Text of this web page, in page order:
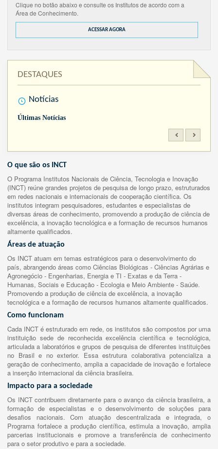
Clique no botão abaixo e consulte os Institutos de acordo com a
Área de Conhecimento.
ACESSAR AGORA
DESTAQUES
Notícias
Últimas Notícias
O que são os INCT
O Programa Institutos Nacionais de Ciência, Tecnologia e Inovação
(INCT) reúne grandes projetos de pesquisa de longo prazo, estruturados
em redes nacionais e internacionais de cooperação científica. Os
institutos integram pesquisadores, estudantes e especialistas de
diversas áreas de conhecimento, promovendo a produção de ciência de
excelência, a inovação tecnológica e a formação de recursos humanos
altamente qualificados.
Áreas de atuação
Os INCT atuam em temas estratégicos para o desenvolvimento do
país, abrangendo áreas como Ciências Biológicas - Ciências Agrárias e
Agronegócio - Engenharias, Energia e TI - Exatas e da Terra -
Humanas, Sociais e Educação - Ecologia e Meio Ambiente - Saúde.
Promovendo a produção de ciência de excelência, a inovação
tecnológica e a formação de recursos humanos altamente qualificados.
Como funcionam
Cada INCT é estruturado em rede, os institutos são compostos por uma
instituição sede de reconhecida excelência científica e tecnológica,
articulada a laboratórios e grupos de pesquisa de diferentes instituições
no Brasil e no exterior. Essa estrutura colaborativa potencializa a
geração de conhecimento, amplia a capacidade de inovação e fortalece
a inserção internacional da ciência brasileira.
Impacto para a sociedade
Os INCT contribuem diretamente para o avanço da ciência brasileira, a
formação de especialistas e o desenvolvimento de soluções para
desafios nacionais. Com atuação descentralizada e integrada, o
Programa fortalece a produção científica, estimula a inovação, amplia
parcerias institucionais e promove a transferência de conhecimento
para o setor produtivo e para a sociedade.